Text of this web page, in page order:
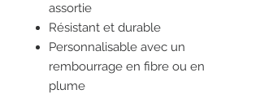
assortie
Résistant et durable
Personnalisable avec un
rembourrage en fibre ou en
plume